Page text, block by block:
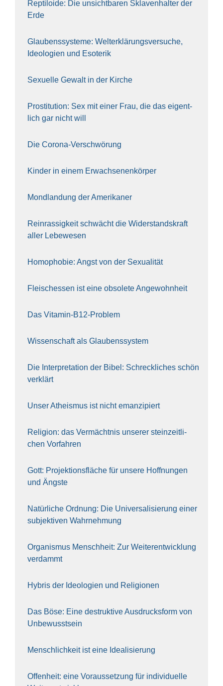
Rep­ti­lo­ide: Die unsicht­ba­ren Skla­ven­hal­ter der
Erde
Glau­bens­sys­te­me: Welt­erklä­rungs­ver­su­che,
Ideo­lo­gien und Eso­te­rik
Sexu­el­le Gewalt in der Kir­che
Pro­sti­tu­ti­on: Sex mit einer Frau, die das eigent­
lich gar nicht will
Die Coro­na-Ver­schwö­rung
Kin­der in einem Erwach­se­nen­kör­per
Mond­lan­dung der Ame­ri­ka­ner
Rein­ras­sig­keit schwächt die Wider­stands­kraft
aller Lebe­we­sen
Homo­pho­bie: Angst von der Sexua­li­tät
Fleisch­essen ist eine obso­le­te An‍ge‍wohn‍heit
Das Vit­amin-B12-Pro­blem
Wis­sen­schaft als Glau­bens­sys­tem
Die Inter­pre­ta­ti­on der Bibel: Schreck­li­ches schön
ver­klärt
Unser Athe­is­mus ist nicht eman­zi­piert
Reli­gi­on: das Ver­mächt­nis unse­rer stein­zeit­li­
chen Vor­fah­ren
Gott: Pro­jek­ti­ons­flä­che für unse­re Hoff­nun­gen
und Ängs­te
Natür­li­che Ord­nung: Die Uni­ver­sa­li­sie­rung einer
sub­jek­ti­ven Wahr­neh­mung
Orga­nis­mus Mensch­heit: Zur Wei­ter­ent­wick­lung
ver­dammt
Hybris der Ideo­lo­gien und Reli­gio­nen
Das Böse: Eine destruk­ti­ve Aus­drucks­form von
Unbe­wusst­sein
Mensch­lich­keit ist eine Idea­li­sie­rung
Offen­heit: eine Vor­aus­set­zung für indi­vi­du­el­le